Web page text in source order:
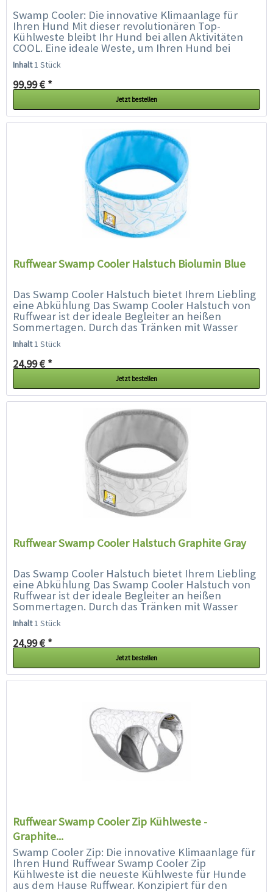
Swamp Cooler: Die innovative Klimaanlage für
Ihren Hund Mit dieser revolutionären Top-
Kühlweste bleibt Ihr Hund bei allen Aktivitäten
COOL. Eine ideale Weste, um Ihren Hund bei
großer Hitze kühl zu...
Inhalt1 Stück
99,99 € *
Jetzt bestellen
Ruffwear Swamp Cooler Halstuch Biolumin Blue
Das Swamp Cooler Halstuch bietet Ihrem Liebling
eine Abkühlung Das Swamp Cooler Halstuch von
Ruffwear ist der ideale Begleiter an heißen
Sommertagen. Durch das Tränken mit Wasser
sorgt es mit Hilfe von Verdunstung...
Inhalt1 Stück
24,99 € *
Jetzt bestellen
Ruffwear Swamp Cooler Halstuch Graphite Gray
Das Swamp Cooler Halstuch bietet Ihrem Liebling
eine Abkühlung Das Swamp Cooler Halstuch von
Ruffwear ist der ideale Begleiter an heißen
Sommertagen. Durch das Tränken mit Wasser
sorgt es mit Hilfe von Verdunstung...
Inhalt1 Stück
24,99 € *
Jetzt bestellen
Ruffwear Swamp Cooler Zip Kühlweste -
Graphite...
Swamp Cooler Zip: Die innovative Klimaanlage für
Ihren Hund Ruffwear Swamp Cooler Zip
Kühlweste ist die neueste Kühlweste für Hunde
aus dem Hause Ruffwear. Konzipiert für den